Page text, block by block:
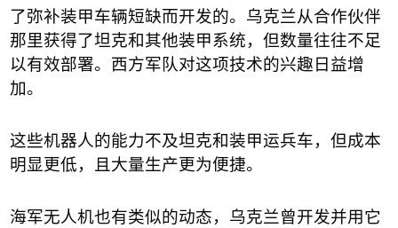
了弥补装甲车辆短缺而开发的。乌克兰从合作伙伴
那里获得了坦克和其他装甲系统，但数量往往不足
以有效部署。西方军队对这项技术的兴趣日益增
加。
这些机器人的能力不及坦克和装甲运兵车，但成本
明显更低，且大量生产更为便捷。
海军无人机也有类似的动态，乌克兰曾开发并用它